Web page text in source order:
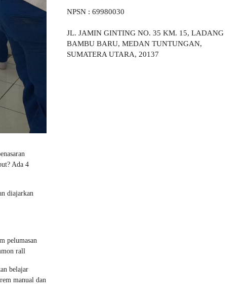
Ada 4
diajarkan
pelumasan
rall
belajar
manual dan
NPSN : 69980030
JL. JAMIN GINTING NO. 35 KM. 15, LADANG
BAMBU BARU, MEDAN TUNTUNGAN,
SUMATERA UTARA, 20137